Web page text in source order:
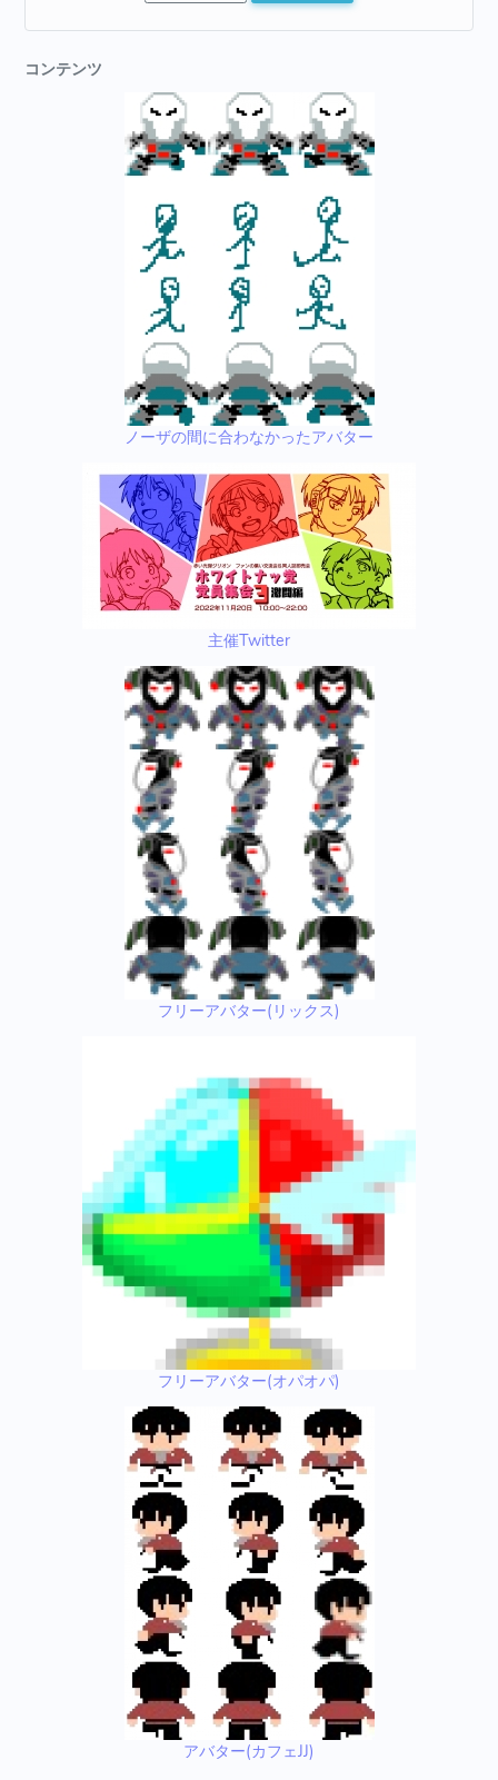
コンテンツ
ノーザの間に合わなかったアバター
主催Twitter
フリーアバター(リックス)
フリーアバター(オパオパ)
アバター(カフェJJ)